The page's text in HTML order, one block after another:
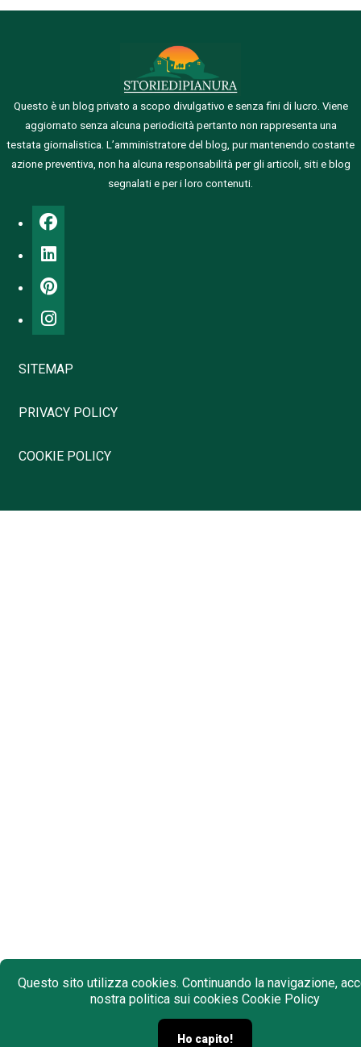
Questo è un blog privato a scopo divulgativo e senza fini di lucro. Viene
aggiornato senza alcuna periodicità pertanto non rappresenta una
testata giornalistica. L’amministratore del blog, pur mantenendo costante
azione preventiva, non ha alcuna responsabilità per gli articoli, siti e blog
segnalati e per i loro contenuti.
SITEMAP
PRIVACY POLICY
COOKIE POLICY
Questo sito utilizza cookies. Continuando la navigazione,
nostra politica sui cookies Cookie Policy
Ho capito!